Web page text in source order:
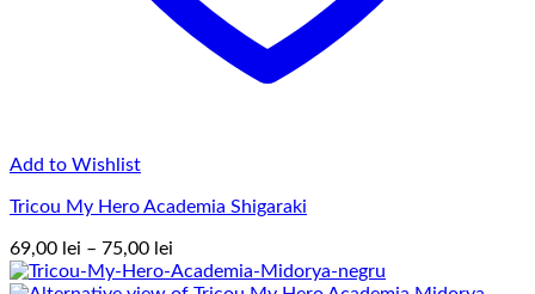
Add to Wishlist
Tricou My Hero Academia Shigaraki
69,00 lei – 75,00 lei
de